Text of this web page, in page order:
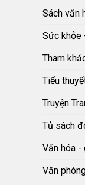
Sách văn
Sức khỏe
Tham
Tiểu
Truyện
Tủ sách
Văn hóa -
Văn